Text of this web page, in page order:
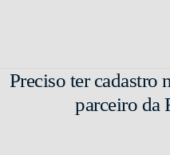
Preciso ter cadastro
parceiro da